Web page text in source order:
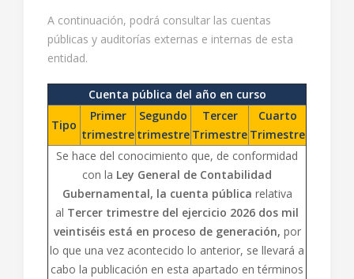
A continuación, podrá consultar las cuentas
públicas y auditorías externas e internas de esta
entidad.
Cuenta pública del año en curso
Tipo
Primer
trimestre
Segundo
trimestre
Tercer
Trimestre
Cuarto
Trimestre
Se hace del conocimiento que, de conformidad
con la Ley General de Contabilidad
Gubernamental, la cuenta pública relativa
al Tercer trimestre del ejercicio 2026 dos mil
veintiséis está en proceso de generación, por
lo que una vez acontecido lo anterior, se llevará a
cabo la publicación en esta apartado en términos